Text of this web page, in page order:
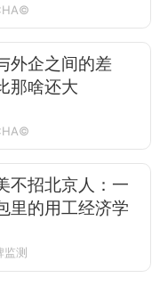
外企之间的差
那啥还大
不招北京人：一
里的用工经济学
监测